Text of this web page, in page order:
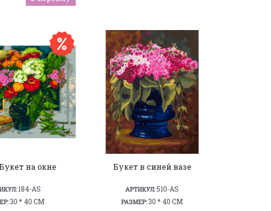
на окне
184-AS
30 * 40 СМ
Букет в синей вазе
АРТИКУЛ:510-AS
РАЗМЕР:30 * 40 СМ